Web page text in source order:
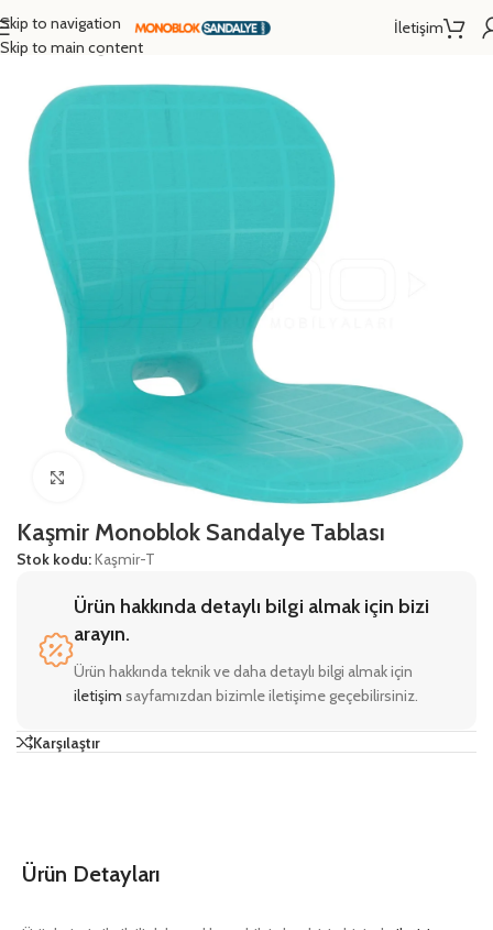
Skip to navigation
Skip to main content
İletişim
Ana Sayfa /Eğitim Donanımları
Click to enlarge
Kaşmir Monoblok Sandalye Tablası
Stok kodu:Kaşmir-T
Ürün hakkında detaylı bilgi almak için bizi
arayın.
Ürün hakkında teknik ve daha detaylı bilgi almak için
iletişim sayfamızdan bizimle iletişime geçebilirsiniz.
Karşılaştır
Ürün Detayları